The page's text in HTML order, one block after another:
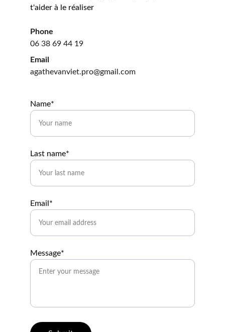
t'aider à le réaliser
Phone
06 38 69 44 19
Email
agathevanviet.pro@gmail.com
Name*
Last name*
Email*
Message*